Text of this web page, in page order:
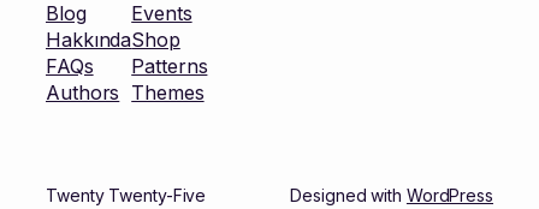
Blog
Hakkında
FAQs
Authors
Events
Shop
Patterns
Themes
Twenty Twenty-Five Designed with WordPress